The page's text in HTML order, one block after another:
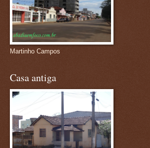
Martinho Campos
Casa antiga